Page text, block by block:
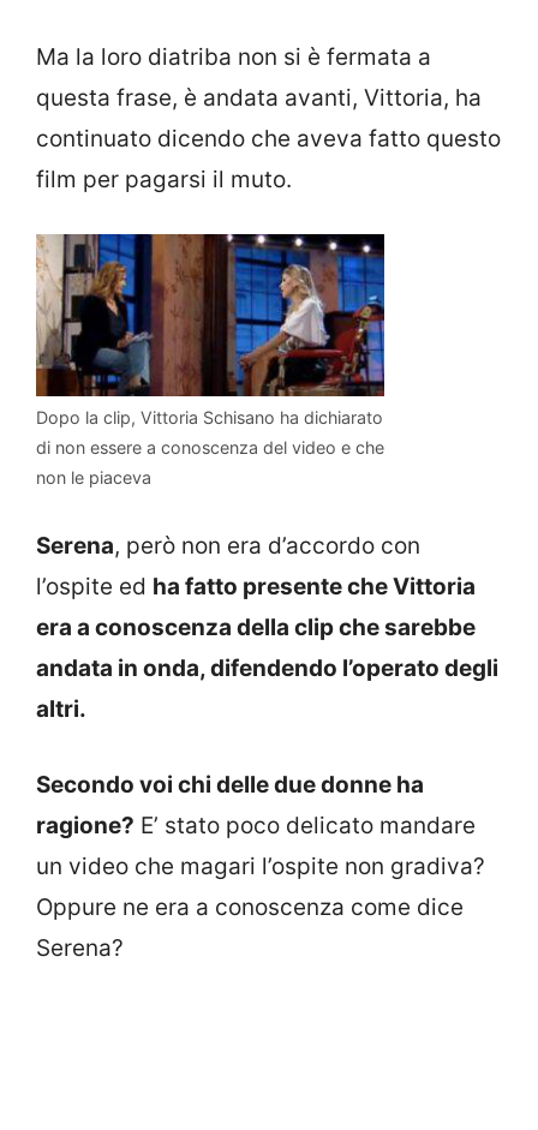
Ma la loro diatriba non si è fermata a
questa frase, è andata avanti, Vittoria, ha
continuato dicendo che aveva fatto questo
film per pagarsi il muto.
Dopo la clip, Vittoria Schisano ha dichiarato
di non essere a conoscenza del video e che
non le piaceva
Serena, però non era d’accordo con
l’ospite ed ha fatto presente che Vittoria
era a conoscenza della clip che sarebbe
andata in onda, difendendo l’operato degli
altri.
Secondo voi chi delle due donne ha
ragione? E’ stato poco delicato mandare
un video che magari l’ospite non gradiva?
Oppure ne era a conoscenza come dice
Serena?